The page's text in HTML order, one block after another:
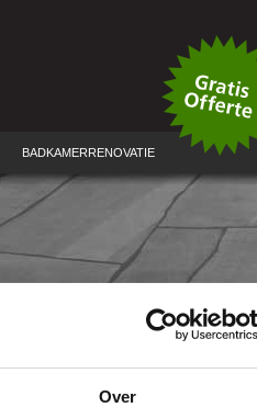
Over
BADKAMERRENOVATIE